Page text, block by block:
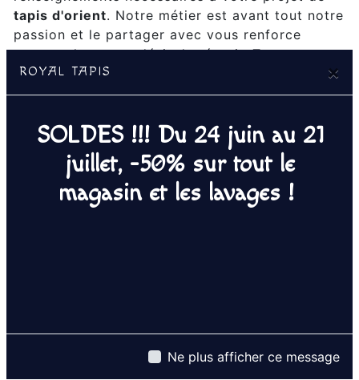
ROYAL TAPIS ×
SOLDES !!! Du 24 juin au 21
juillet, -50% sur tout le
magasin et les lavages !
Ne plus afficher ce message
tapis d'orient. Notre métier est avant tout notre
passion et le partager avec vous renforce
encore plus notre désir de réussir. Toute notre
équipe est qualifiée et travaille avec propreté
et rigueur.
EN SAVOIR PLUS